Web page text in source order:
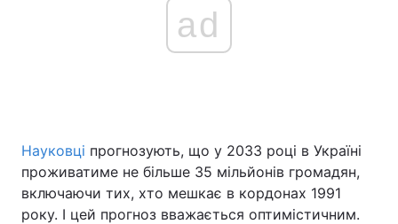
ad
Науковці прогнозують, що у 2033 році в Україні
проживатиме не більше 35 мільйонів громадян,
включаючи тих, хто мешкає в кордонах 1991
року. І цей прогноз вважається оптимістичним.